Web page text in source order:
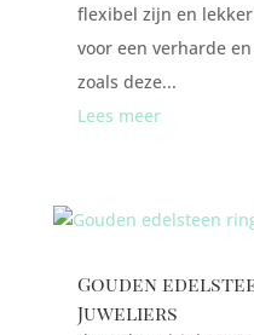
flexibel zijn en
voor een verharde
zoals deze...
Lees meer
Gouden
Juweliers